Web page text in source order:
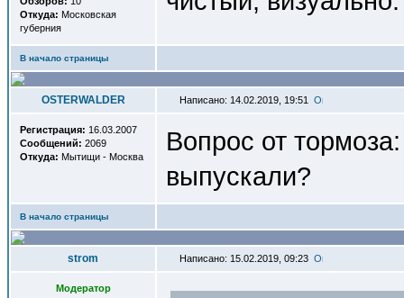
Откуда: Московская
губерния
В начало страницы
OSTERWALDER Написано: 14.02.2019, 19:51
Регистрация: 16.03.2007
Сообщений: 2069
Откуда: Мытищи - Москва
Вопрос от
выпускали?
В начало страницы
strom Написано: 15.02.2019, 09:23
Модератор